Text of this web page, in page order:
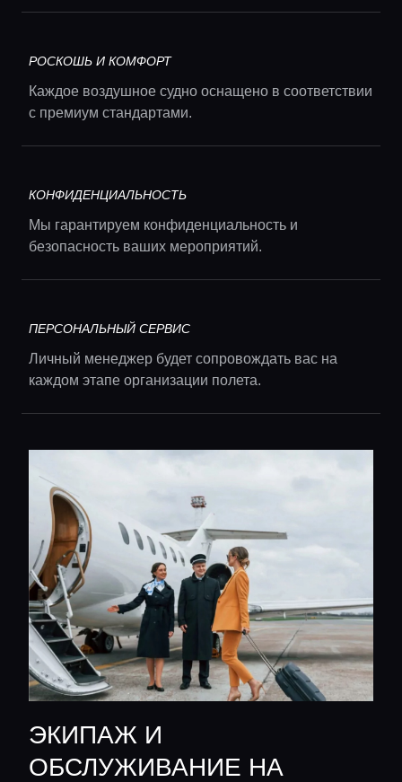
Локации
Гиды
Консьерж сервис
Lifestyle журнал
РОСКОШЬ И КОМФОРТ
Каждое воздушное судно оснащено в соответствии
с премиум стандартами.
КОНФИДЕНЦИАЛЬНОСТЬ
Мы гарантируем конфиденциальность и
безопасность ваших мероприятий.
ПЕРСОНАЛЬНЫЙ СЕРВИС
Личный менеджер будет сопровождать вас на
каждом этапе организации полета.
ЭКИПАЖ И
ОБСЛУЖИВАНИЕ НА